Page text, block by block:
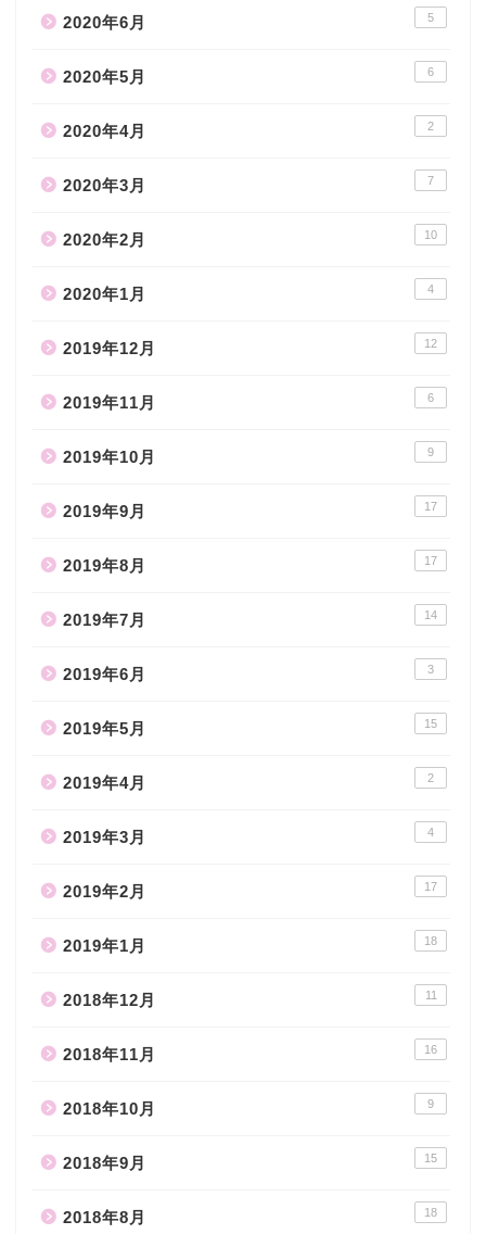
2020年6月 5
2020年5月 6
2020年4月 2
2020年3月 7
2020年2月 10
2020年1月 4
2019年12月 12
2019年11月 6
2019年10月 9
2019年9月 17
2019年8月 17
2019年7月 14
2019年6月 3
2019年5月 15
2019年4月 2
2019年3月 4
2019年2月 17
2019年1月 18
2018年12月 11
2018年11月 16
2018年10月 9
2018年9月 15
2018年8月 18